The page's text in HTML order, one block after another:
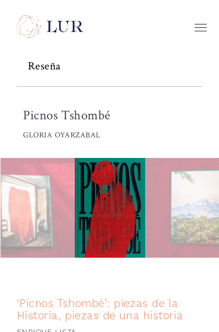
Reseña
Picnos Tshombé
GLORIA OYARZABAL
‘Picnos Tshombé’: piezas de la
Historia, piezas de una historia